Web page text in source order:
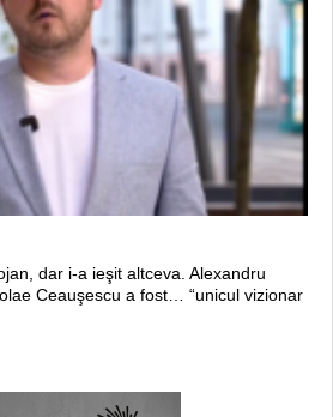
dar i-a ieşit altceva. Alexandru
Ceauşescu a fost… “unicul vizionar